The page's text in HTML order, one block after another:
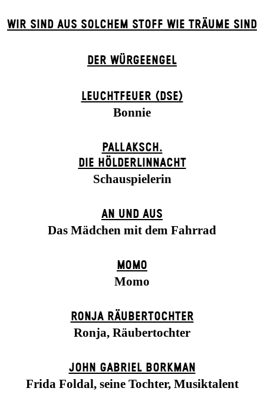
WIR SIND AUS SOLCHEM STOFF WIE TRÄUME SIND
DER WÜR­GE­ENG­EL
LEUCHTFEUER (DSE)
Bonnie
PALLAKSCH.
DIE HÖLDERLINNACHT
Schauspielerin
AN UND AUS
Das Mädchen mit dem Fahrrad
MOMO
Momo
RONJA RÄUBER­TOCHTER
Ronja, Räubertochter
JOHN GABRIEL BORKMAN
Frida Foldal, seine Tochter, Musiktalent